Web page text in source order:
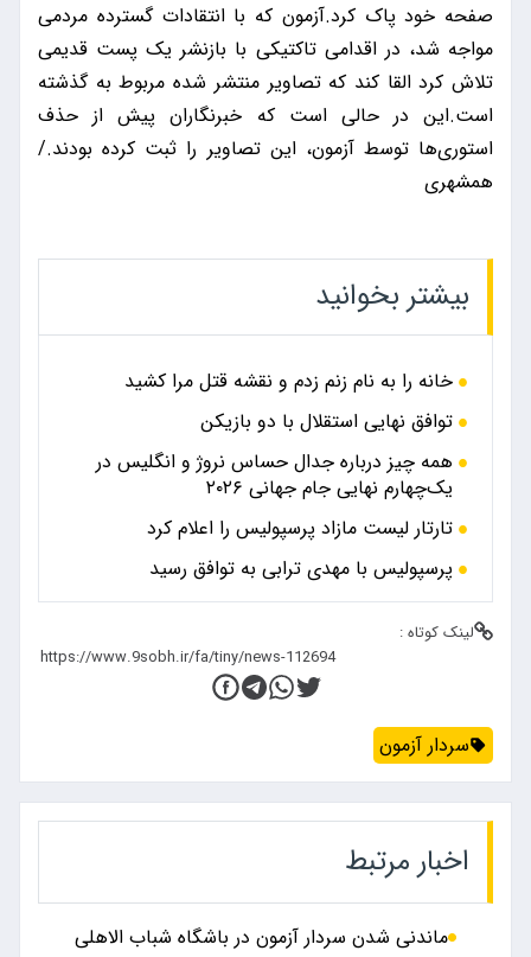
صفحه خود پاک کرد.آزمون که با انتقادات گسترده مردمی
مواجه شد، در اقدامی تاکتیکی با بازنشر یک پست قدیمی
تلاش کرد القا کند که تصاویر منتشر شده مربوط به گذشته
است.این در حالی است که خبرنگاران پیش از حذف
استوری‌ها توسط آزمون، این تصاویر را ثبت کرده بودند./
همشهری
بیشتر بخوانید
خانه را به نام زنم زدم و نقشه قتل مرا کشید
توافق نهایی استقلال با دو بازیکن
همه چیز درباره جدال حساس نروژ و انگلیس در
یک‌چهارم نهایی جام جهانی ۲۰۲۶
تارتار لیست مازاد پرسپولیس را اعلام کرد
پرسپولیس با مهدی ترابی به توافق رسید
لینک کوتاه :
سردار آزمون
اخبار مرتبط
ماندنی شدن سردار آزمون در باشگاه شباب الاهلی